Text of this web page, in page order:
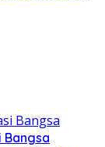
Bangsa